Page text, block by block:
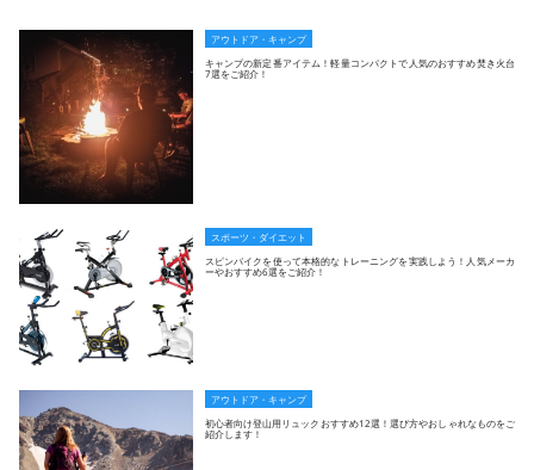
アウトドア・キャンプ
キャンプの新定番アイテム！軽量コンパクトで人気のおすすめ焚き火台
7選をご紹介！
スポーツ・ダイエット
スピンバイクを使って本格的なトレーニングを実践しよう！人気メーカ
ーやおすすめ6選をご紹介！
アウトドア・キャンプ
初心者向け登山用リュックおすすめ12選！選び方やおしゃれなものをご
紹介します！